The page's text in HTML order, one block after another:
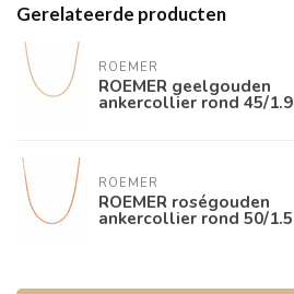
Gerelateerde producten
ROEMER
ROEMER geelgouden
ankercollier rond 45/1.9
ROEMER
ROEMER roségouden
ankercollier rond 50/1.5